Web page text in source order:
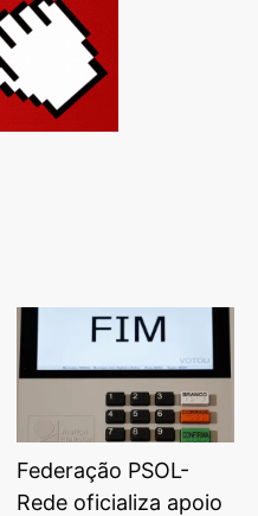
Federação PSOL-
Rede oficializa apoio